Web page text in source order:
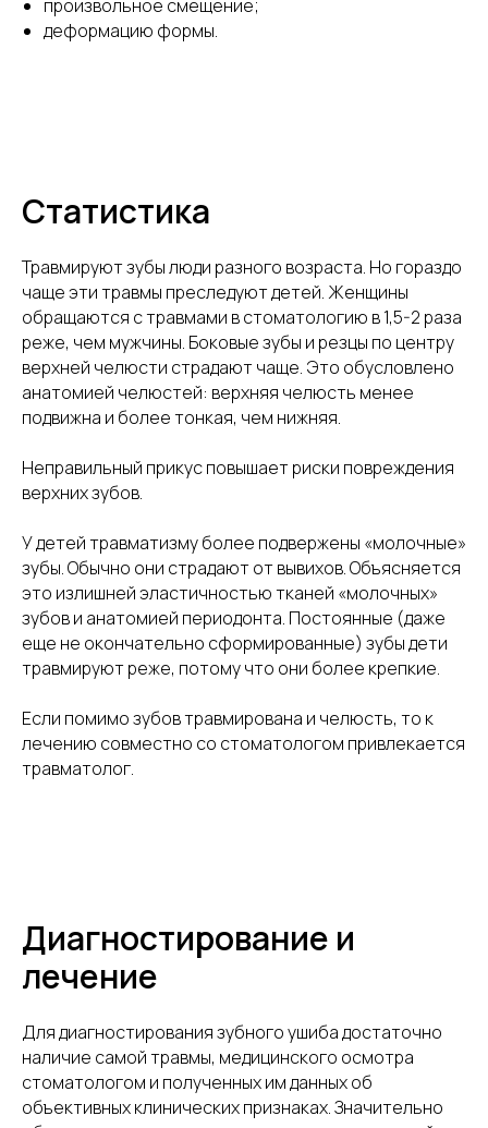
произвольное смещение;
деформацию формы.
Статистика
Травмируют зубы люди разного возраста. Но гораздо
чаще эти травмы преследуют детей. Женщины
обращаются с травмами в стоматологию в 1,5-2 раза
реже, чем мужчины. Боковые зубы и резцы по центру
верхней челюсти страдают чаще. Это обусловлено
анатомией челюстей: верхняя челюсть менее
подвижна и более тонкая, чем нижняя.
Неправильный прикус повышает риски повреждения
верхних зубов.
У детей травматизму более подвержены «молочные»
зубы. Обычно они страдают от вывихов. Объясняется
это излишней эластичностью тканей «молочных»
зубов и анатомией периодонта. Постоянные (даже
еще не окончательно сформированные) зубы дети
травмируют реже, потому что они более крепкие.
Если помимо зубов травмирована и челюсть, то к
лечению совместно со стоматологом привлекается
травматолог.
Диагностирование и
лечение
Для диагностирования зубного ушиба достаточно
наличие самой травмы, медицинского осмотра
стоматологом и полученных им данных об
объективных клинических признаках. Значительно